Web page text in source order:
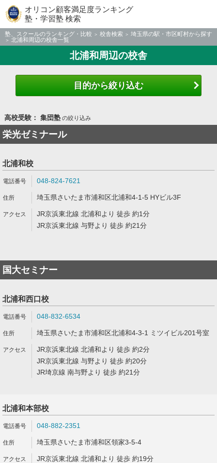
オリコン顧客満足度ランキング
塾・学習塾 検索
塾、スクールのランキング・比較 校舎検索
埼玉県の駅・市区町村から探す
北浦和周辺の校舎一覧
北浦和周辺の校舎
目的から絞り込む
高校受験： 集団塾の絞り込み
栄光ゼミナール
北浦和校
048-824-7621
埼玉県さいたま市浦和区北浦和4-1-5 HYビル3F
JR京浜東北線 北浦和より 徒歩 約1分
JR京浜東北線 与野より 徒歩 約21分
国大セミナー
北浦和西口校
048-832-6534
埼玉県さいたま市浦和区北浦和4-3-1 ミツイビル201号室
JR京浜東北線 北浦和より 徒歩 約2分
JR京浜東北線 与野より 徒歩 約20分
JR埼京線 南与野より 徒歩 約21分
北浦和本部校
048-882-2351
埼玉県さいたま市浦和区領家3-5-4
JR京浜東北線 北浦和より 徒歩 約19分